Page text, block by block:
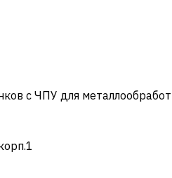
с ЧПУ для